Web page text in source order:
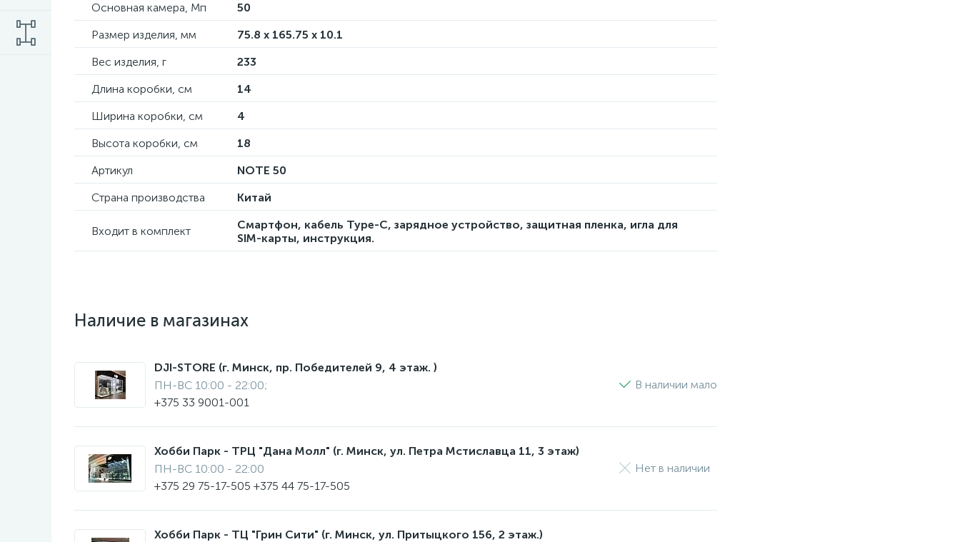
Основная камера, Мп
50
Размер изделия, мм
75.8 x 165.75 x 10.1
Вес изделия, г
233
Длина коробки, см
14
Ширина коробки, см
4
Высота коробки, см
18
Артикул
NOTE 50
Страна производства
Китай
Входит в комплект
Смартфон, кабель Type-C, зарядное устройство, защитная пленка, игла для
SIM-карты, инструкция.
Наличие в магазинах
DJI-STORE (г. Минск, пр. Победителей 9, 4 этаж. )
ПН-ВС 10:00 - 22:00;
+375 33 9001-001
В наличии мало
Хобби Парк - ТРЦ "Дана Молл" (г. Минск, ул. Петра Мстиславца 11, 3 этаж)
ПН-ВС 10:00 - 22:00
+375 29 75-17-505 +375 44 75-17-505
Нет в наличии
Хобби Парк - ТЦ "Грин Сити" (г. Минск, ул. Притыцкого 156, 2 этаж.)